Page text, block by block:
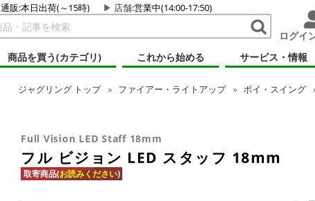
通販:本日出荷(～15時) 店舗:営業中(14:00-17:50)
ログイ
商品を買う(カテゴリ)
これから始める サービス・情報
ジャグリング トップ ファイアー・ライトアップ ポイ・スイング
Full Vision LED Staff 18mm
フル ビジョン LED スタッフ 18mm
取寄商品(お読みください)